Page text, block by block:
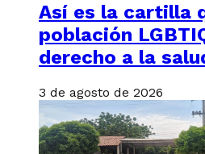
Así es la cartilla
población
derecho a la
3 de agosto de 2026